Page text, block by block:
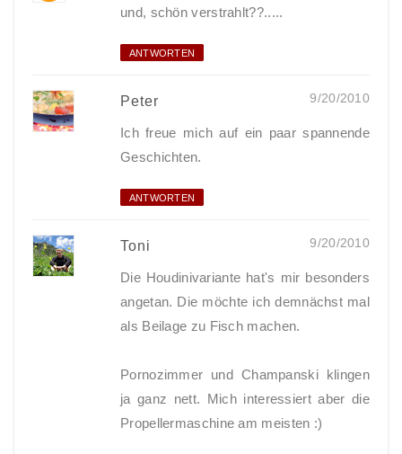
und, schön verstrahlt??.....
ANTWORTEN
Peter 9/20/2010
Ich freue mich auf ein paar spannende
Geschichten.
ANTWORTEN
Toni 9/20/2010
Die Houdinivariante hat's mir besonders
angetan. Die möchte ich demnächst mal
als Beilage zu Fisch machen.
Pornozimmer und Champanski klingen
ja ganz nett. Mich interessiert aber die
Propellermaschine am meisten :)